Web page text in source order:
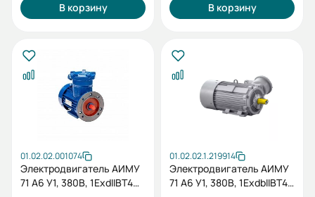
В корзину В корзину
01.02.02.001074
Электродвигатель АИМУ
71 А6 У1, 380В, 1ExdIIBT4
01.02.02.1.219914
Электродвигатель АИМУ
71 А6 У1, 380В, 1ExdbIIBT4